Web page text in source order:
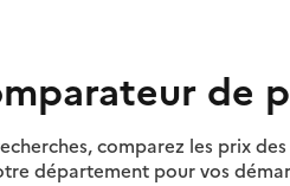
de
comparez les prix des
département pour vos